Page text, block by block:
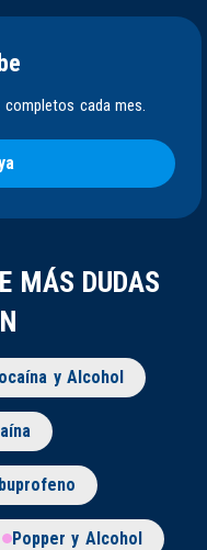
cada mes.
MÁS DUDAS
y Alcohol
Popper y Alcohol